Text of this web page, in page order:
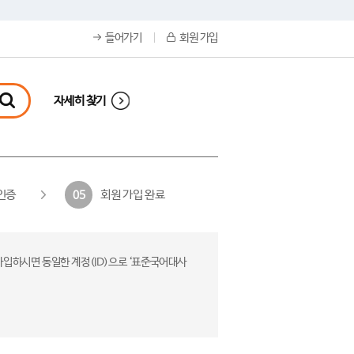
들어가기 회원 가입
자세히 찾기
증 05 회원 가입 완료
하시면 동일한 계정(ID)으로 ‘표준국어대사